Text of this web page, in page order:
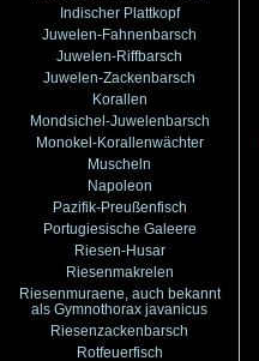
Indischer Plattkopf
Juwelen-Fahnenbarsch
Juwelen-Riffbarsch
Juwelen-Zackenbarsch
Korallen
Mondsichel-Juwelenbarsch
Monokel-Korallenwächter
Muscheln
Napoleon
Pazifik-Preußenfisch
Portugiesische Galeere
Riesen-Husar
Riesenmakrelen
Riesenmuraene, auch bekannt
als Gymnothorax javanicus
Riesenzackenbarsch
Rotfeuerfisch